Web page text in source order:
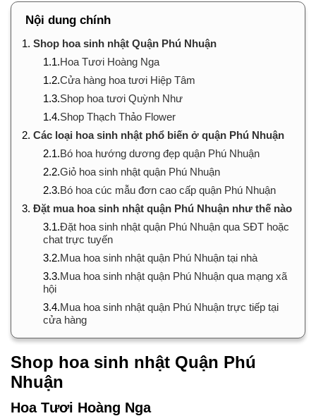
Nội dung chính
1. Shop hoa sinh nhật Quận Phú Nhuận
1.1.Hoa Tươi Hoàng Nga
1.2.Cửa hàng hoa tươi Hiệp Tâm
1.3.Shop hoa tươi Quỳnh Như
1.4.Shop Thạch Thảo Flower
2. Các loại hoa sinh nhật phổ biến ở quận Phú Nhuận
2.1.Bó hoa hướng dương đẹp quận Phú Nhuận
2.2.Giỏ hoa sinh nhật quận Phú Nhuận
2.3.Bó hoa cúc mẫu đơn cao cấp quận Phú Nhuận
3. Đặt mua hoa sinh nhật quận Phú Nhuận như thế nào
3.1.Đặt hoa sinh nhật quận Phú Nhuận qua SĐT hoặc
chat trực tuyến
3.2.Mua hoa sinh nhật quận Phú Nhuận tại nhà
3.3.Mua hoa sinh nhật quận Phú Nhuận qua mạng xã
hội
3.4.Mua hoa sinh nhật quận Phú Nhuận trực tiếp tại
cửa hàng
Shop hoa sinh nhật Quận Phú
Nhuận
Hoa Tươi Hoàng Nga